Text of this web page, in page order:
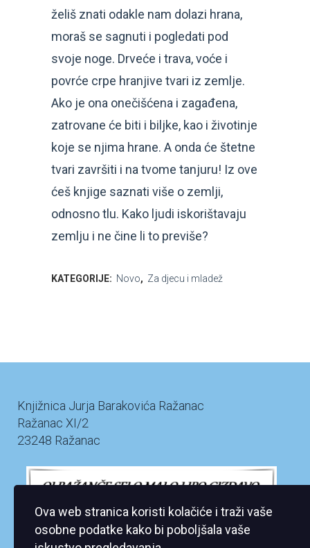
želiš znati odakle nam dolazi hrana,
moraš se sagnuti i pogledati pod
svoje noge. Drveće i trava, voće i
povrće crpe hranjive tvari iz zemlje.
Ako je ona onečišćena i zagađena,
zatrovane će biti i biljke, kao i životinje
koje se njima hrane. A onda će štetne
tvari završiti i na tvome tanjuru! Iz ove
ćeš knjige saznati više o zemlji,
odnosno tlu. Kako ljudi iskorištavaju
zemlju i ne čine li to previše?
KATEGORIJE: Novo, Za djecu i mladež
Knjižnica Jurja Barakovića Ražanac
Ražanac XI/2
23248 Ražanac
Ova web stranica koristi kolačiće i traži vaše
osobne podatke kako bi poboljšala vaše